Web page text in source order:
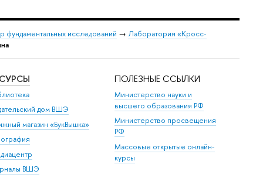
фундаментальных исследований → Лаборатория «Кросс-
дом ВШЭ
магазин «БукВышка»
ВШЭ
ПОЛЕЗНЫЕ ССЫЛКИ
Министерство науки и
высшего образования РФ
Министерство просвещения
РФ
Массовые открытые онлайн-
курсы